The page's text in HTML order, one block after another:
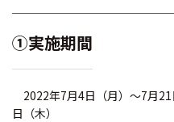
①実施期間
2022年7月4日（月）～7月
日（木）